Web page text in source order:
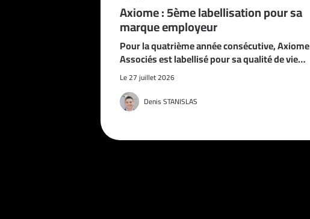
Axiome : 5ème labellisation pour sa
marque employeur
Pour la quatrième année consécutive, Axiome
Associés est labellisé pour sa qualité de vie…
Le 27 juillet 2026
Denis STANISLAS